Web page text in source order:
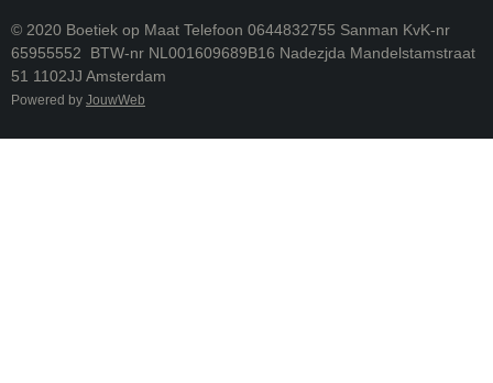
© 2020 Boetiek op Maat Telefoon 0644832755 Sanman KvK-nr
65955552 BTW-nr NL001609689B16 Nadezjda Mandelstamstraat
51 1102JJ Amsterdam
Powered by JouwWeb